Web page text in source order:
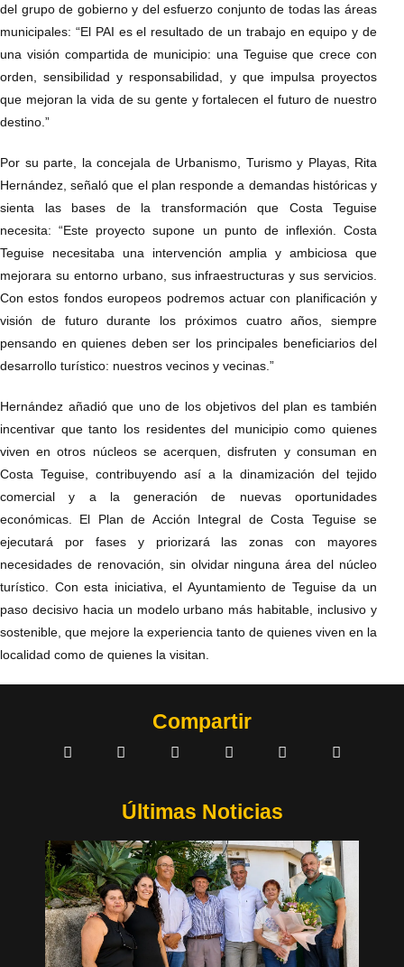
del grupo de gobierno y del esfuerzo conjunto de todas las áreas
municipales: “El PAI es el resultado de un trabajo en equipo y de
una visión compartida de municipio: una Teguise que crece con
orden, sensibilidad y responsabilidad, y que impulsa proyectos
que mejoran la vida de su gente y fortalecen el futuro de nuestro
destino.”
Por su parte, la concejala de Urbanismo, Turismo y Playas, Rita
Hernández, señaló que el plan responde a demandas históricas y
sienta las bases de la transformación que Costa Teguise
necesita: “Este proyecto supone un punto de inflexión. Costa
Teguise necesitaba una intervención amplia y ambiciosa que
mejorara su entorno urbano, sus infraestructuras y sus servicios.
Con estos fondos europeos podremos actuar con planificación y
visión de futuro durante los próximos cuatro años, siempre
pensando en quienes deben ser los principales beneficiarios del
desarrollo turístico: nuestros vecinos y vecinas.”
Hernández añadió que uno de los objetivos del plan es también
incentivar que tanto los residentes del municipio como quienes
viven en otros núcleos se acerquen, disfruten y consuman en
Costa Teguise, contribuyendo así a la dinamización del tejido
comercial y a la generación de nuevas oportunidades
económicas. El Plan de Acción Integral de Costa Teguise se
ejecutará por fases y priorizará las zonas con mayores
necesidades de renovación, sin olvidar ninguna área del núcleo
turístico. Con esta iniciativa, el Ayuntamiento de Teguise da un
paso decisivo hacia un modelo urbano más habitable, inclusivo y
sostenible, que mejore la experiencia tanto de quienes viven en la
localidad como de quienes la visitan.
Compartir
Últimas Noticias